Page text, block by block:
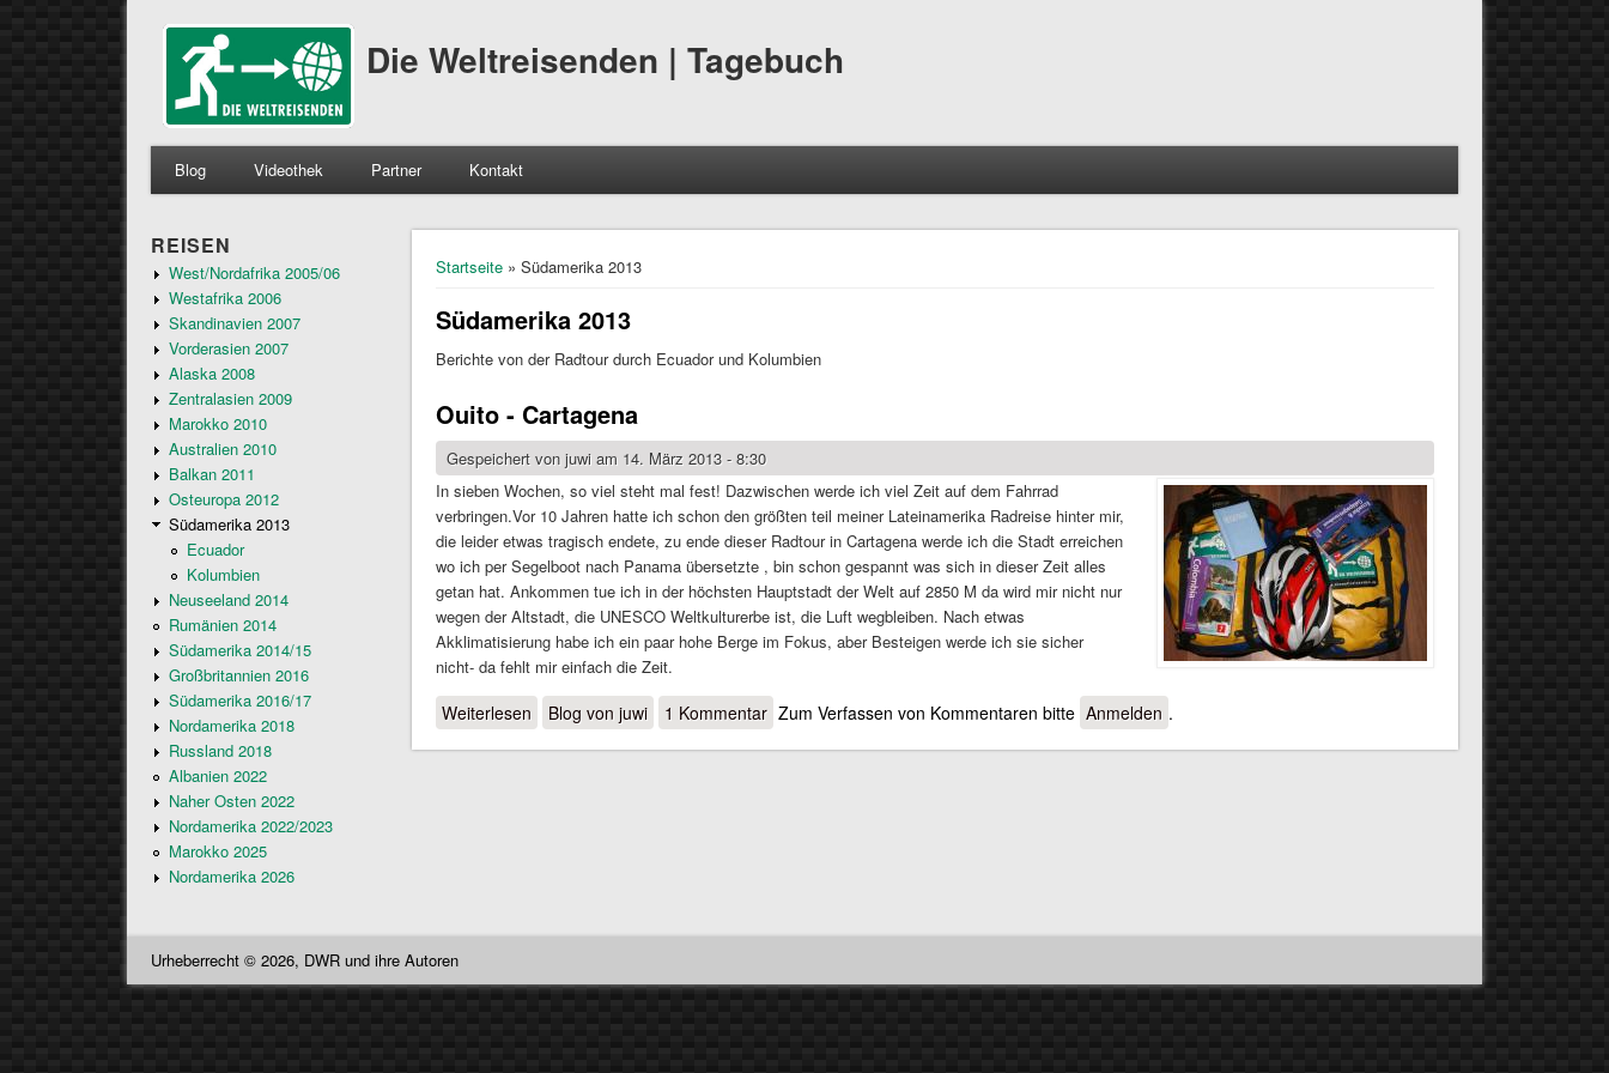
Die Weltreisenden | Tagebuch
Blog Videothek Partner Kontakt
Sie sind hier
Startseite » Südamerika 2013
Südamerika 2013
Berichte von der Radtour durch Ecuador und Kolumbien
Ouito - Cartagena
Gespeichert vonjuwi am 14. März 2013 - 8:30
In sieben Wochen, so viel steht mal fest! Dazwischen werde ich viel Zeit auf dem Fahrrad
verbringen.Vor 10 Jahren hatte ich schon den größten teil meiner Lateinamerika Radreise hinter mir,
die leider etwas tragisch endete, zu ende dieser Radtour in Cartagena werde ich die Stadt erreichen
wo ich per Segelboot nach Panama übersetzte , bin schon gespannt was sich in dieser Zeit alles
getan hat. Ankommen tue ich in der höchsten Hauptstadt der Welt auf 2850 M da wird mir nicht nur
wegen der Altstadt, die UNESCO Weltkulturerbe ist, die Luft wegbleiben. Nach etwas
Akklimatisierung habe ich ein paar hohe Berge im Fokus, aber Besteigen werde ich sie sicher
nicht- da fehlt mir einfach die Zeit.
Weiterlesen über Ouito - Cartagena
Blog von juwi 1 Kommentar Zum Verfassen von Kommentaren bitte Anmelden .
REISEN
West/Nordafrika 2005/06
Westafrika 2006
Skandinavien 2007
Vorderasien 2007
Alaska 2008
Zentralasien 2009
Marokko 2010
Australien 2010
Balkan 2011
Osteuropa 2012
Südamerika 2013
Ecuador
Kolumbien
Neuseeland 2014
Rumänien 2014
Südamerika 2014/15
Großbritannien 2016
Südamerika 2016/17
Nordamerika 2018
Russland 2018
Albanien 2022
Naher Osten 2022
Nordamerika 2022/2023
Marokko 2025
Nordamerika 2026
Urheberrecht © 2026, DWR und ihre Autoren